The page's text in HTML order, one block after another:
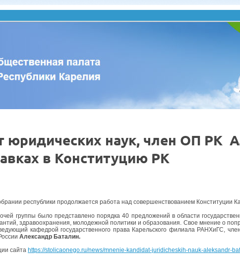
юридических наук, член ОП РК
в Конституцию РК
республики продолжается работа над совершенствованием Конституции
группы было представлено порядка 40 предложений в области
здравоохранения, молодежной политики и образования. Свое мнение о
кафедрой государственного права Карельского филиала РАНХиГС,
Александр Баталин.
сайта https://stolicaonego.ru/news/mnenie-kandidat-juridicheskih-nauk-aleksandr-